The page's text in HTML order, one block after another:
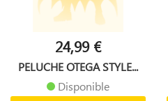
24,99 €
PELUCHE OTEGA STYLE...
Disponible